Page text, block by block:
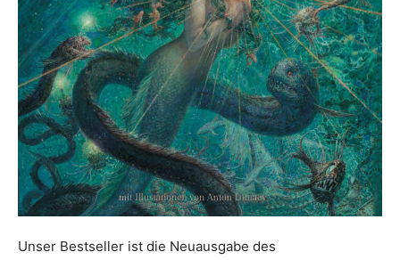
Unser Bestseller ist die Neuausgabe des